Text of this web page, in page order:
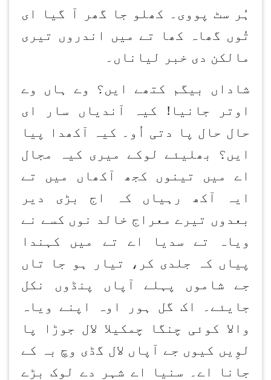
ہُر سٹ پووی۔ کھلو جا گھر آ گیا ای
تُوں گھاہ کھا تے میں اندروں تیری
مالکن دی خبر لیاناں۔
شاداں بیگم کتھے ایں؟ وے ہاں وے
اوتر جانیا! کیہ آندیاں سار ای
حال حال پا دتی اُو۔ کیہ آکھدا پیا
ایں؟ بھلیئے لوکے میری کیہ مجال
اے میں تینوں کجھ آکھاں میں تے
ایہ آکھ رہیاں کہ اج بڑی دیر
بعدوں تیرے معراج خالد نوں کسے نے
ویاہ تے سدیا اے تے میں کہندا
پیاں کہ جلدی کر، تیار ہو جا تاں
جے شاموں پہلے آپاں پنڈوں نکل
جایئے۔ اک گل ہور اوہ اپنے ویاہ
والا کوئی چنگا چمکیلا لال جوڑا پا
لوِیں کیوں جے آپاں لال گڈی وچ بہ کے
جانا اے۔ سنیا اے شہر دے لوک بڑے